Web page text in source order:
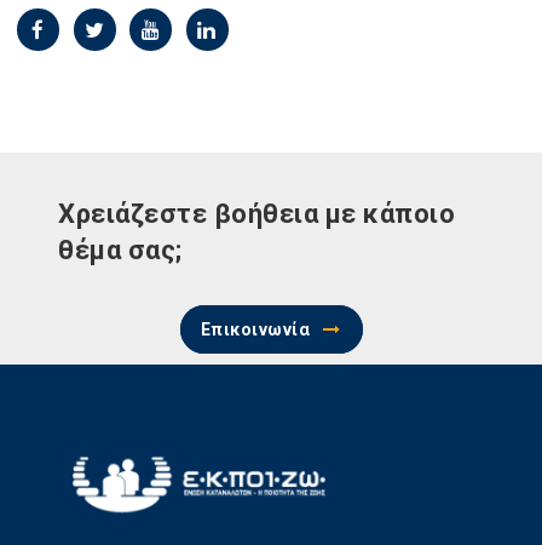
Χρειάζεστε βοήθεια με κάποιο
θέμα σας;
Επικοινωνία